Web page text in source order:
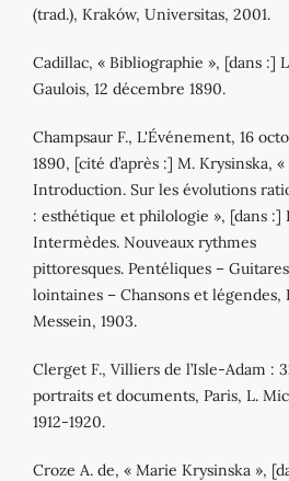
(trad.), Kraków, Universitas, 2001.
Cadillac, « Bibliographie », [dans :]
Gaulois, 12 décembre 1890.
Champsaur F., L'Événement, 16
1890, [cité d’après :] M. Krysinska, «
Introduction. Sur les évolutions
: esthétique et philologie », [dans :]
Intermèdes. Nouveaux rythmes
pittoresques. Pentéliques – Guitares
lointaines – Chansons et légendes,
Messein, 1903.
Clerget F., Villiers de l’Isle‐Adam :
portraits et documents, Paris, L.
1912‐1920.
Croze A. de, « Marie Krysinska »,